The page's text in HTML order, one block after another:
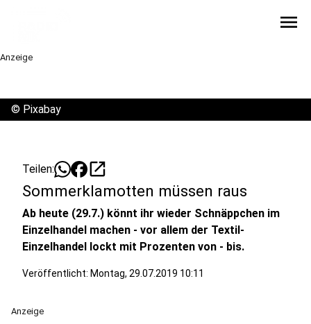
menu
Anzeige
© Pixabay
Teilen: open_in_new
Sommerklamotten müssen raus
Ab heute (29.7.) könnt ihr wieder Schnäppchen im
Einzelhandel machen - vor allem der Textil-
Einzelhandel lockt mit Prozenten von - bis.
Veröffentlicht: Montag, 29.07.2019 10:11
Anzeige